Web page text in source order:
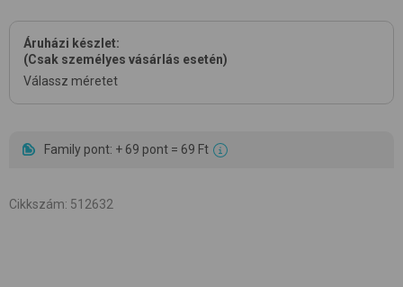
Áruházi készlet:
(Csak személyes vásárlás esetén)
Válassz méretet
Family pont: + 69 pont = 69 Ft
Cikkszám: 512632